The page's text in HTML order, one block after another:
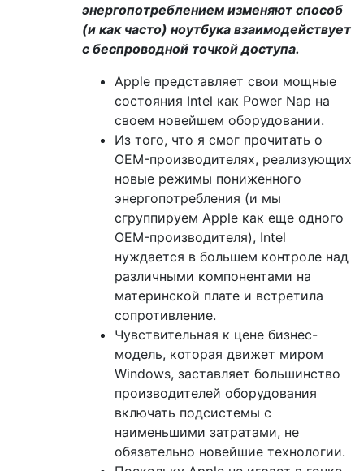
энергопотреблением изменяют способ
(и как часто) ноутбука взаимодействует
с беспроводной точкой доступа.
Apple представляет свои мощные
состояния Intel как Power Nap на
своем новейшем оборудовании.
Из того, что я смог прочитать о
OEM-производителях, реализующих
новые режимы пониженного
энергопотребления (и мы
сгруппируем Apple как еще одного
OEM-производителя), Intel
нуждается в большем контроле над
различными компонентами на
материнской плате и встретила
сопротивление.
Чувствительная к цене бизнес-
модель, которая движет миром
Windows, заставляет большинство
производителей оборудования
включать подсистемы с
наименьшими затратами, не
обязательно новейшие технологии.